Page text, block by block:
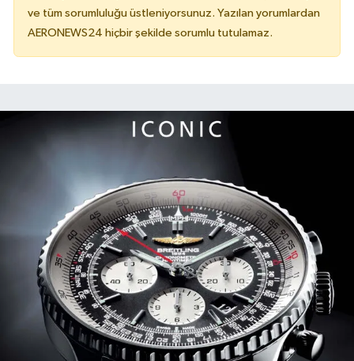
ve tüm sorumluluğu üstleniyorsunuz. Yazılan yorumlardan
AERONEWS24 hiçbir şekilde sorumlu tutulamaz.